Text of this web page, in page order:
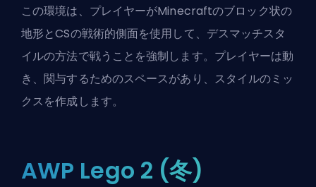
この環境は、プレイヤーがMinecraftのブロック状の
地形とCSの戦術的側面を使用して、デスマッチスタ
イルの方法で戦うことを強制します。プレイヤーは動
き、関与するためのスペースがあり、スタイルのミッ
クスを作成します。
AWP Lego 2 (冬)